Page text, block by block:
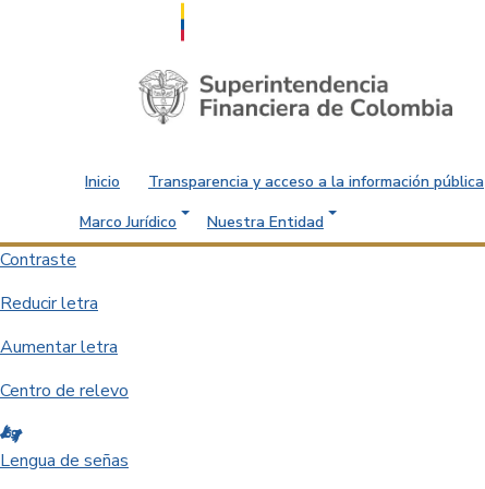
Saltar al contenido principal
Inicio Transparencia y acceso a la información pública
Marco Jurídico
Nuestra Entidad
Contraste
Reducir letra
Aumentar letra
Centro de relevo
Lengua de señas